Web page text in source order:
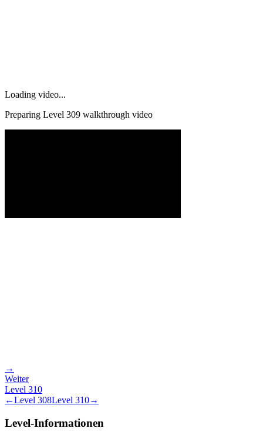
Loading video...
Preparing Level 309 walkthrough video
→
Weiter
Level 310
←Level 308Level 310→
Level-Informationen